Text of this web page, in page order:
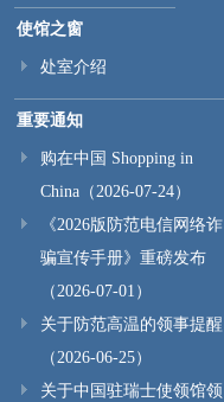
使馆之窗
处室介绍
重要通知
购在中国 Shopping in
China（2026-07-24）
《2026版防范电信网络诈
骗宣传手册》重磅发布
（2026-07-01）
关于防范高温的领事提醒
（2026-06-25）
关于中国驻瑞士使领馆领